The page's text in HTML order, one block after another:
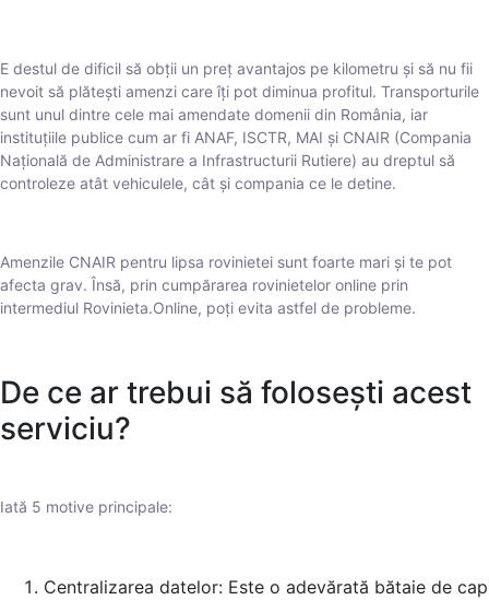
E destul de dificil să obții un preț avantajos pe kilometru și să nu fii
nevoit să plătești amenzi care îți pot diminua profitul. Transporturile
sunt unul dintre cele mai amendate domenii din România, iar
instituțiile publice cum ar fi ANAF, ISCTR, MAI și CNAIR (Compania
Națională de Administrare a Infrastructurii Rutiere) au dreptul să
controleze atât vehiculele, cât și compania ce le detine.
Amenzile CNAIR pentru lipsa rovinietei sunt foarte mari și te pot
afecta grav. Însă, prin cumpărarea rovinietelor online prin
intermediul Rovinieta.Online, poți evita astfel de probleme.
De ce ar trebui să folosești acest
serviciu?
Iată 5 motive principale:
Centralizarea datelor: Este o adevărată bătaie de cap